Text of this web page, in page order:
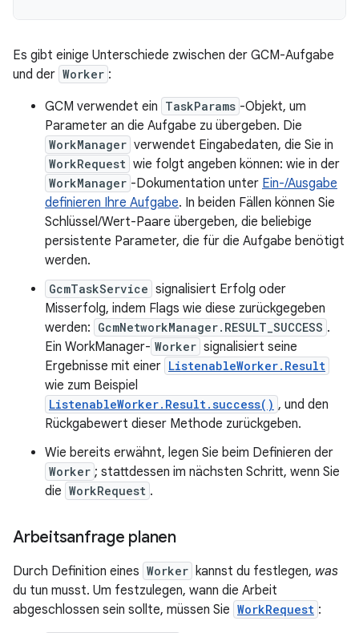
Es gibt einige Unterschiede zwischen der GCM-Aufgabe
und der Worker :
GCM verwendet ein TaskParams -Objekt, um
Parameter an die Aufgabe zu übergeben. Die
WorkManager verwendet Eingabedaten, die Sie in
WorkRequest wie folgt angeben können: wie in der
WorkManager -Dokumentation unter Ein-/Ausgabe
definieren Ihre Aufgabe. In beiden Fällen können Sie
Schlüssel/Wert-Paare übergeben, die beliebige
persistente Parameter, die für die Aufgabe benötigt
werden.
GcmTaskService signalisiert Erfolg oder
Misserfolg, indem Flags wie diese zurückgegeben
werden: GcmNetworkManager.RESULT_SUCCESS .
Ein WorkManager- Worker signalisiert seine
Ergebnisse mit einer ListenableWorker.Result
wie zum Beispiel
ListenableWorker.Result.success() , und den
Rückgabewert dieser Methode zurückgeben.
Wie bereits erwähnt, legen Sie beim Definieren der
Worker ; stattdessen im nächsten Schritt, wenn Sie
die WorkRequest .
Arbeitsanfrage planen
Durch Definition eines Worker kannst du festlegen, was
du tun musst. Um festzulegen, wann die Arbeit
abgeschlossen sein sollte, müssen Sie WorkRequest :